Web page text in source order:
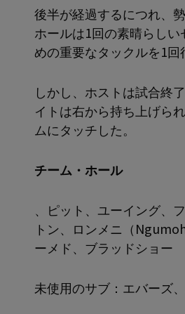
後半が経過するにつれ、
ホールは1回の素晴らし
めの重要なタックルを1回
しかし、ホストは試合終
イトは右から持ち上げら
ムにタッチした。
チーム・ホール
、ピット、ユーイング、
トン、ロンメニ（
ーメド、ブラッドショー
未使用のサブ：エバーズ